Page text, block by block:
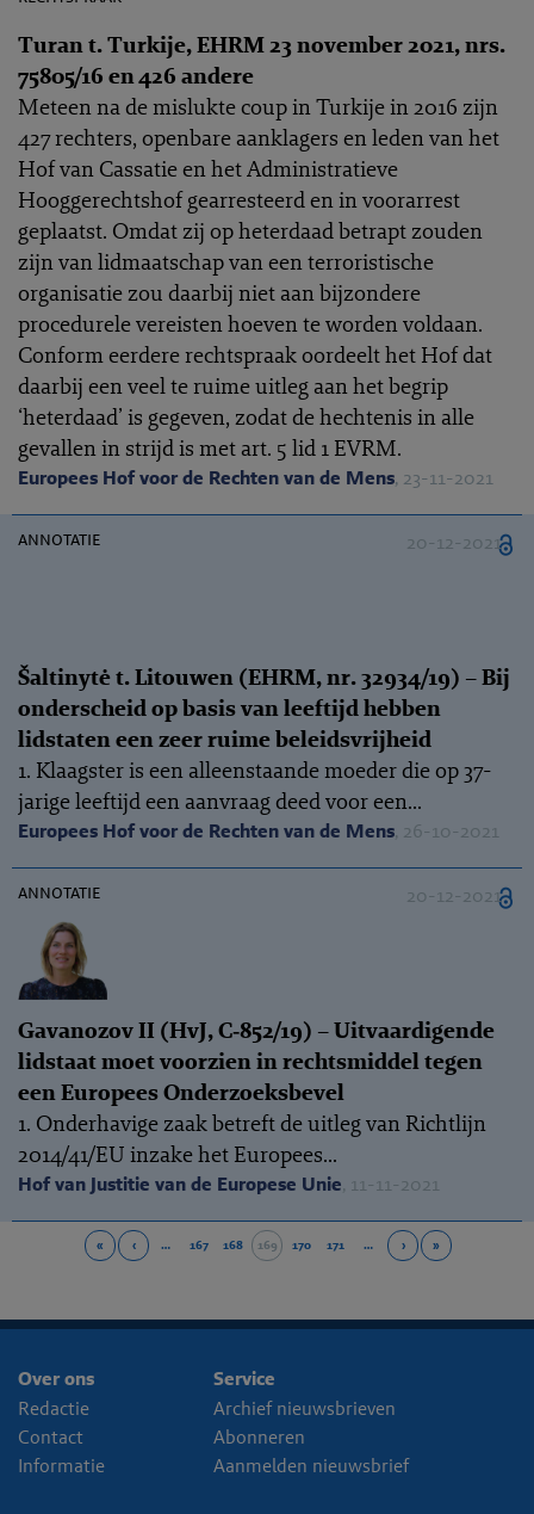
Turan t. Turkije, EHRM 23 november 2021, nrs.
75805/16 en 426 andere
Meteen na de mislukte coup in Turkije in 2016 zijn
427 rechters, openbare aanklagers en leden van het
Hof van Cassatie en het Administratieve
Hooggerechtshof gearresteerd en in voorarrest
geplaatst. Omdat zij op heterdaad betrapt zouden
zijn van lidmaatschap van een terroristische
organisatie zou daarbij niet aan bijzondere
procedurele vereisten hoeven te worden voldaan.
Conform eerdere rechtspraak oordeelt het Hof dat
daarbij een veel te ruime uitleg aan het begrip
‘heterdaad’ is gegeven, zodat de hechtenis in alle
gevallen in strijd is met art. 5 lid 1 EVRM.
Europees Hof voor de Rechten van de Mens, 23-11-2021
annotatie 20-12-2021
Šaltinytė t. Litouwen (EHRM, nr. 32934/19) – Bij
onderscheid op basis van leeftijd hebben
lidstaten een zeer ruime beleidsvrijheid
1. Klaagster is een alleenstaande moeder die op 37-
jarige leeftijd een aanvraag deed voor een...
Europees Hof voor de Rechten van de Mens, 26-10-2021
annotatie 20-12-2021
Gavanozov II (HvJ, C‑852/19) – Uitvaardigende
lidstaat moet voorzien in rechtsmiddel tegen
een Europees Onderzoeksbevel
1. Onderhavige zaak betreft de uitleg van Richtlijn
2014/41/EU inzake het Europees...
Hof van Justitie van de Europese Unie, 11-11-2021
« ‹ … 167 168 169 170 171 … › »
Over ons
Redactie
Contact
Informatie
Service
Archief nieuwsbrieven
Abonneren
Aanmelden nieuwsbrief